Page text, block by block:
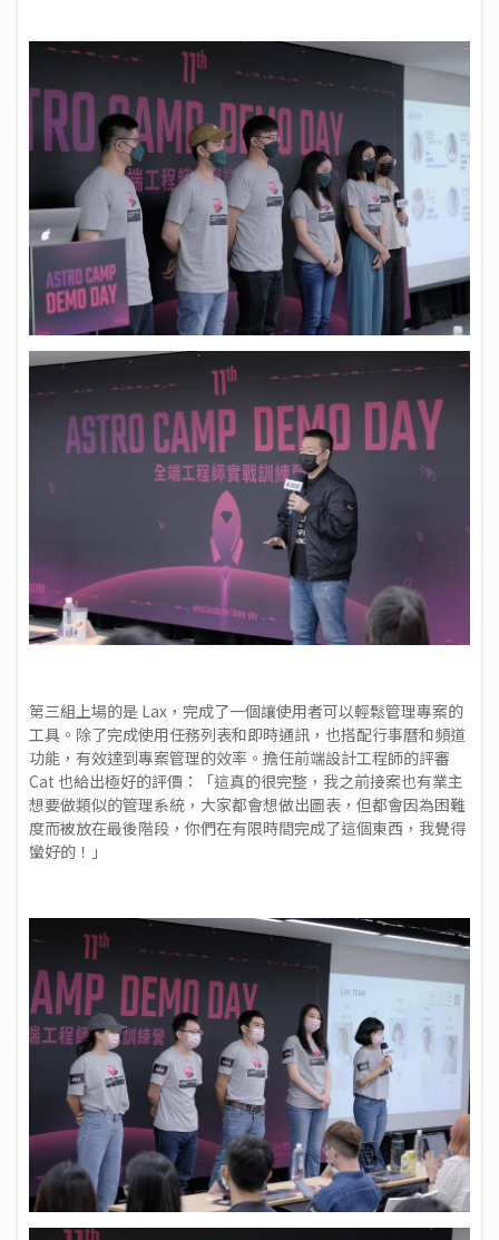
第三組上場的是 Lax，完成了一個讓使用者可以輕鬆管理專案的
工具。除了完成使用任務列表和即時通訊，也搭配行事曆和頻道
功能，有效達到專案管理的效率。擔任前端設計工程師的評審
Cat 也給出極好的評價：「這真的很完整，我之前接案也有業主
想要做類似的管理系統，大家都會想做出圖表，但都會因為困難
度而被放在最後階段，你們在有限時間完成了這個東西，我覺得
蠻好的！」